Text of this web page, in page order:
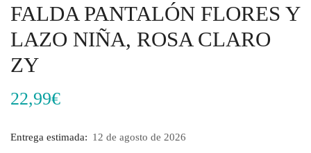
FALDA PANTALÓN FLORES Y
LAZO NIÑA, ROSA CLARO
ZY
22,99€
Entrega estimada: 12 de agosto de 2026